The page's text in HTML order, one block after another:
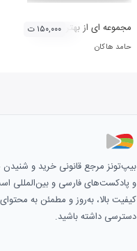
مجموعه ای از بهترین آثار حامد هاکان
حامد هاکان
۱۵۰,۰۰۰ ت
بیپ‌تونز مرجع قانونی خرید و
و پادکست‌های فارسی و بین‌المللی
کیفیت بالا، به‌روز و مطمئن به
دسترسی داشته باشید.